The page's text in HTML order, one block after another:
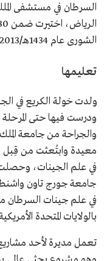
الاسم
خولة
التصنيف
التخصص
علم
السرطان في مستشفى
الشورى عام 1434هـ
/2013م، قدّمت نحو 400 بحث وورقة علمية.
تعليمها
ولدت خولة الكريع في
ودرست فيها حتى
معيدة وابتُعثت من
في علم الجينات، وحصلت
في علم جينات السرطان من
بالولايات المتحدة الأمريكية عام